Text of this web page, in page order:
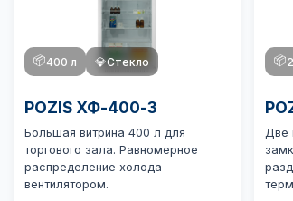
📦400 л 💎Стекло
POZIS ХФ-400-3
Большая витрина 400 л для
торгового зала. Равномерное
распределение холода
вентилятором.
📦
Две